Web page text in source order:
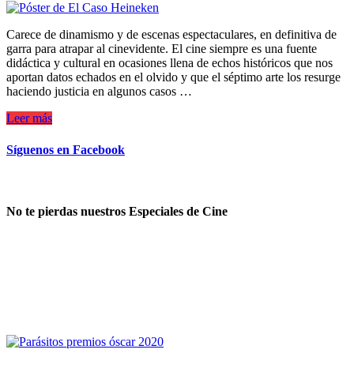
Carece de dinamismo y de escenas espectaculares, en definitiva de
garra para atrapar al cinevidente. El cine siempre es una fuente
didáctica y cultural en ocasiones llena de echos históricos que nos
aportan datos echados en el olvido y que el séptimo arte los resurge
haciendo justicia en algunos casos …
Leer más
Síguenos en Facebook
No te pierdas nuestros Especiales de Cine